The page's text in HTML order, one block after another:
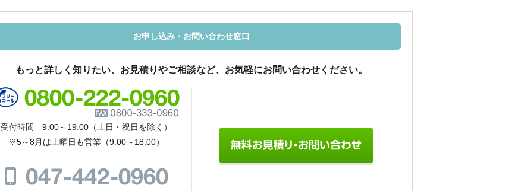
お申し込み・お問い合わせ窓口
もっと詳しく知りたい、お見積りやご相談など、お気軽にお問い合わせください。
受付時間 9:00～19:00（土日・祝日を除く）
※5～8月は土曜日も営業（9:00～18:00）